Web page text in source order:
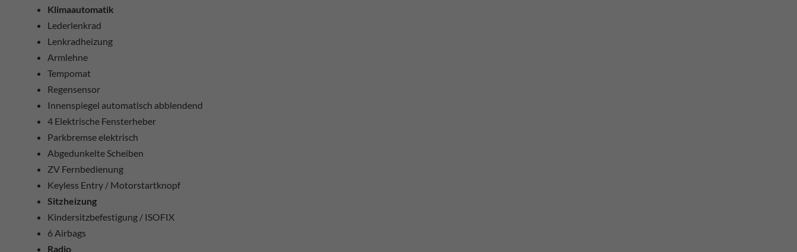
Klimaautomatik
Lederlenkrad
Lenkradheizung
Armlehne
Tempomat
Regensensor
Innenspiegel automatisch abblendend
4 Elektrische Fensterheber
Parkbremse elektrisch
Abgedunkelte Scheiben
ZV Fernbedienung
Keyless Entry / Motorstartknopf
Sitzheizung
Kindersitzbefestigung / ISOFIX
6 Airbags
Radio